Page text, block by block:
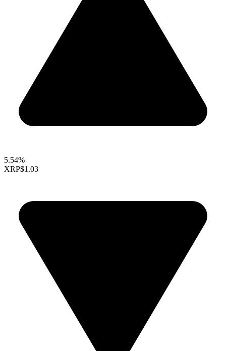
5.54%
XRP$1.03